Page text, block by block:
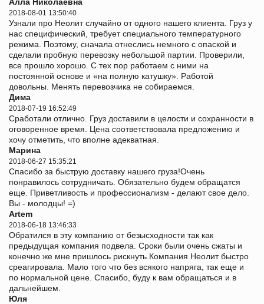
2018-08-01 13:50:40
Узнали про Неолит случайно от одного нашего клиента. Груз у
нас специфический, требует специального температурного
режима. Поэтому, сначала отнеслись немного с опаской и
сделали пробную перевозку небольшой партии. Проверили,
все прошло хорошо. С тех пор работаем с ними на
постоянной основе и «на полную катушку». Работой
довольны. Менять перевозчика не собираемся.
Дима
2018-07-19 16:52:49
Сработали отлично. Груз доставили в целости и сохранности в
оговоренное время. Цена соответствовала предложению и
хочу отметить, что вполне адекватная.
Марина
2018-06-27 15:35:21
Спасибо за быструю доставку нашего груза!Очень
понравилось сотрудничать. Обязательно будем обращатся
еще. Приветливость и профессионализм - делают свое дело.
Вы - молодцы! =)
Artem
2018-06-18 13:46:33
Обратился в эту компанию от безысходности так как
предыдущая компания подвела. Сроки были очень сжаты и
конечно же мне пришлось рискнуть.Компания Неолит быстро
среагировала. Мало того что без всякого напряга, так еще и
по нормальной цене. Спасибо, буду к вам обращаться и в
дальнейшем.
Юля